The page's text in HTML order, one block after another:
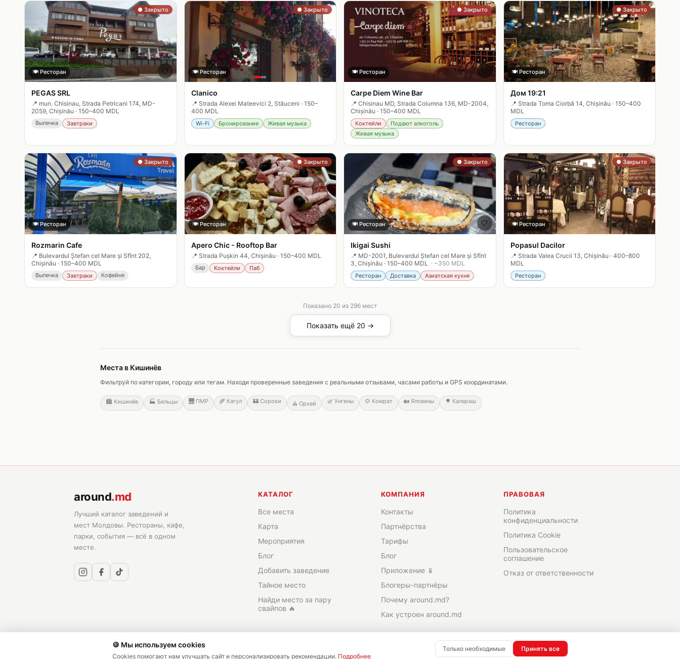
● Закрыто
🍽️ Ресторан 🤍
PEGAS SRL
📍 mun. Chisinau, Strada Petricani 174, MD-
2059, Chișinău · 150–400 MDL
Выпечка Завтраки
● Закрыто
🍽️ Ресторан 🤍
Clanico
📍 Strada Alexei Mateevici 2, Stăuceni · 150–
400 MDL
Wi-Fi Бронирование Живая музыка
● Закрыто
🍽️ Ресторан 🤍
Carpe Diem Wine Bar
📍 Chisinau MD, Strada Columna 136, MD-2004,
Chișinău · 150–400 MDL
Коктейли
Подают алкоголь
Живая музыка
● Закрыто
🍽️ Ресторан 🤍
Дом 19:21
📍 Strada Toma Ciorbă 14, Chișinău · 150–400
MDL
Ресторан
● Закрыто
🍽️ Ресторан 🤍
Rozmarin Cafe
📍 Bulevardul Ștefan cel Mare și Sfînt 202,
Chișinău · 150–400 MDL
Выпечка Завтраки Кофейня
● Закрыто
🍽️ Ресторан 🤍
Apero Chic - Rooftop Bar
📍 Strada Pușkin 44, Chișinău · 150–400 MDL
Бар Коктейли Паб
● Закрыто
🍽️ Ресторан 🤍
Ikigai Sushi
📍 MD-2001, Bulevardul Ștefan cel Mare și Sfînt
3, Chișinău · 150–400 MDL · ~350 MDL
Ресторан Доставка Азиатская кухня
● Закрыто
🍽️ Ресторан 🤍
Popasul Dacilor
📍 Strada Valea Crucii 13, Chișinău · 400–800
MDL
Ресторан
Показано 20 из 296 мест
Показать ещё 20 →
Места в Кишинёв
Фильтруй по категории, городу или тегам. Находи проверенные заведения с реальными отзывами, часами работы и GPS координатами.
🏙️ Кишинёв 🏭 Бельцы 🌉 ПМР 🌾 Кагул 🏰 Сороки ⛪ Орхей 🌿 Унгены 🌻 Комрат 🏡 Яловены 🌳 Калараш
around.md
Лучший каталог заведений и
мест Молдовы. Рестораны, кафе,
парки, события — всё в одном
месте.
КАТАЛОГ
Все места
Карта
Мероприятия
Блог
Добавить заведение
Тайное место
Найди место за пару
свайпов 🔥
КОМПАНИЯ
Контакты
Партнёрства
Тарифы
Блог
Приложение 📱
Блогеры-партнёры
Почему around.md?
Как устроен around.md
ПРАВОВАЯ
Политика
конфиденциальности
Политика Cookie
Пользовательское
соглашение
Отказ от ответственности
around.md — Все права защищены ✨Создано в
🍪 Мы используем cookies
Cookies помогают нам улучшать сайт и персонализировать рекомендации. Подробнее
Только необходимые Принять все